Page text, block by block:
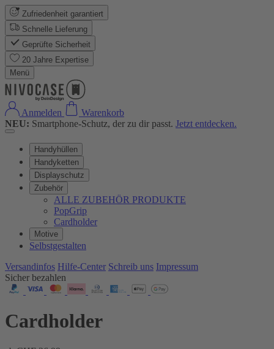
Zufriedenheit garantiert
Schnelle Lieferung
Geprüfte Sicherheit
20 Jahre Expertise
Menü
Anmelden
Warenkorb
NEU: Smartphone-Schutz, der zu dir passt. Jetzt entdecken.
Handyhüllen
Handyketten
Displayschutz
Zubehör
ALLE ZUBEHÖR PRODUKTE
PopGrip
Cardholder
Motive
Selbstgestalten
Versandinfos Hilfe-Center Schreib uns Impressum
Sicher bezahlen
Cardholder